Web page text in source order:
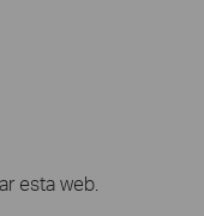
esta web.